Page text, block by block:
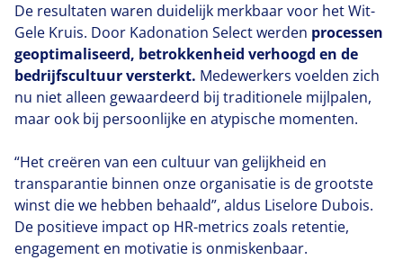
De resultaten waren duidelijk merkbaar voor het Wit-
Gele Kruis. Door Kadonation Select werden processen
geoptimaliseerd, betrokkenheid verhoogd en de
bedrijfscultuur versterkt. Medewerkers voelden zich
nu niet alleen gewaardeerd bij traditionele mijlpalen,
maar ook bij persoonlijke en atypische momenten.
“Het creëren van een cultuur van gelijkheid en
transparantie binnen onze organisatie is de grootste
winst die we hebben behaald”, aldus Liselore Dubois.
De positieve impact op HR-metrics zoals retentie,
engagement en motivatie is onmiskenbaar.